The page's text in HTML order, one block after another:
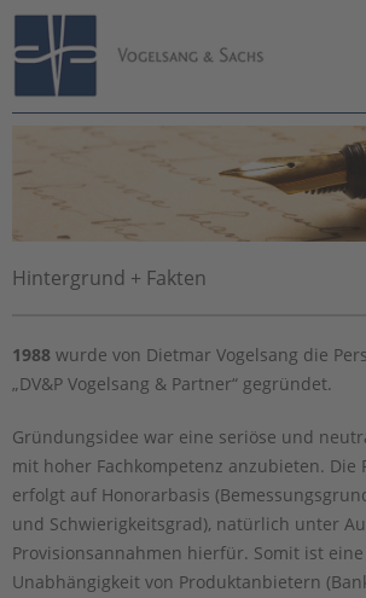
Hintergrund + Fakten
1988 wurde von Dietmar Vogelsang die
„DV&P Vogelsang & Partner“ gegründet.
Gründungsidee war eine seriöse und
mit hoher Fachkompetenz anzubieten. Die
erfolgt auf Honorarbasis
und Schwierigkeitsgrad), natürlich unter
Provisionsannahmen hierfür. Somit ist
Unabhängigkeit von Produktanbietern